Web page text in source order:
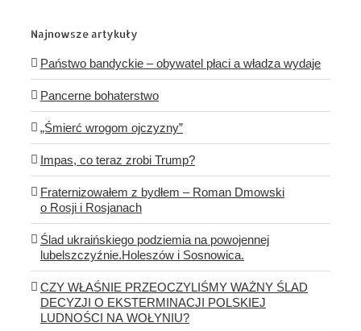
Najnowsze artykuły
Państwo bandyckie – obywatel płaci a władza wydaje
Pancerne bohaterstwo
„Śmierć wrogom ojczyzny”
Impas, co teraz zrobi Trump?
Fraternizowałem z bydłem – Roman Dmowski
o Rosji i Rosjanach
Ślad ukraińskiego podziemia na powojennej
lubelszczyźnie.Holeszów i Sosnowica.
CZY WŁAŚNIE PRZEOCZYLIŚMY WAŻNY ŚLAD
DECYZJI O EKSTERMINACJI POLSKIEJ
LUDNOŚCI NA WOŁYNIU?